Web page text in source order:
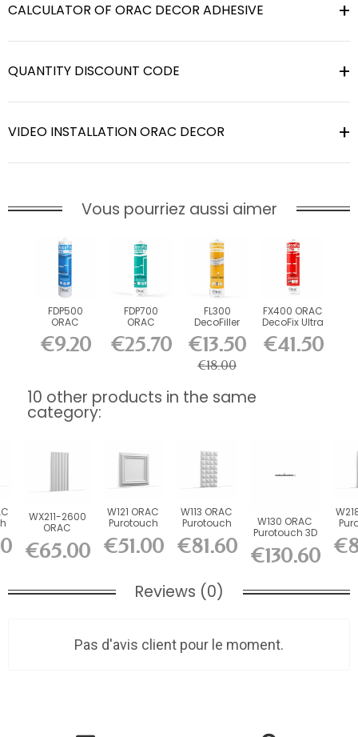
CALCULATOR OF ORAC DECOR ADHESIVE
QUANTITY DISCOUNT CODE
VIDEO INSTALLATION ORAC DECOR
Vous pourriez aussi aimer
FDP500
ORAC
DecoFix Pro
310 ml
€9.20
FDP700
ORAC
DecoFix
Power 290
ml
€25.70
FL300
DecoFiller
€13.50
€18.00
FX400 ORAC
DecoFix Ultra
€41.50
10 other products in the same
category:
WX211-2600
ORAC
Purotouch 3D
wall panel...
€65.00
W121 ORAC
Purotouch
3D wall
panel L50
x...
€51.00
W113 ORAC
Purotouch
3D wall
panel L200
x...
€81.60
W130 ORAC
Purotouch 3D
wall panel
L200 x...
€130.60
Reviews (0)
Pas d'avis client pour le moment.